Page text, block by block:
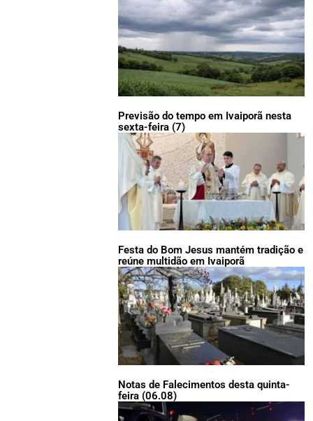
Previsão do tempo em Ivaiporã nesta
sexta-feira (7)
Festa do Bom Jesus mantém tradição e
reúne multidão em Ivaiporã
Notas de Falecimentos desta quinta-
feira (06.08)